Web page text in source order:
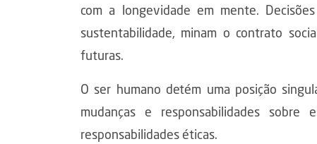
com a longevidade em mente.
sustentabilidade, minam o contrato
futuras.
O ser humano detém uma posição
mudanças e responsabilidades sobre
responsabilidades éticas.